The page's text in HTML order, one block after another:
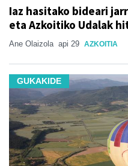
Iaz hasitako bideari
eta Azkoitiko Udalak
Ane Olaizola api 29 AZKOITIA
GUKAKIDE